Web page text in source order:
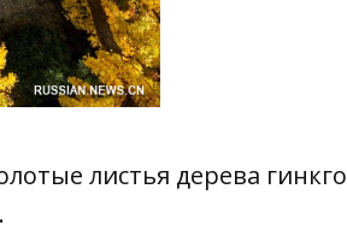
листья дерева гинкго